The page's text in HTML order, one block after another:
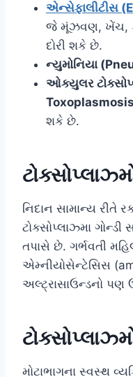
એન્સેફાલીટીસ
જે મૂંઝવણ, ખેંચ,
દોરી શકે છે.
ન્યુમોનિયા
ઓક્યુલર
શકે છે.
નિદાન સામાન્ય રીતે
ટોક્સોપ્લાઝ્મા ગોન્ડી
તપાસે છે. ગર્ભવતી
એમ્નીયોસેન્ટેસિસ
અલ્ટ્રાસાઉન્ડનો
મોટાભાગના સ્વસ્થ